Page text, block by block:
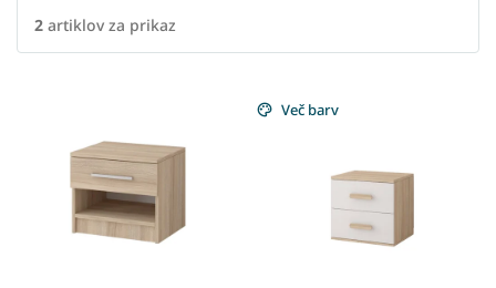
2 artiklov za prikaz
Več barv